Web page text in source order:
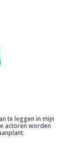
te leggen in mijn
actoren worden